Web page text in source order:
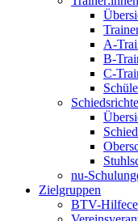
A-
B-
C-
nu-
Zielgruppen
BTV-